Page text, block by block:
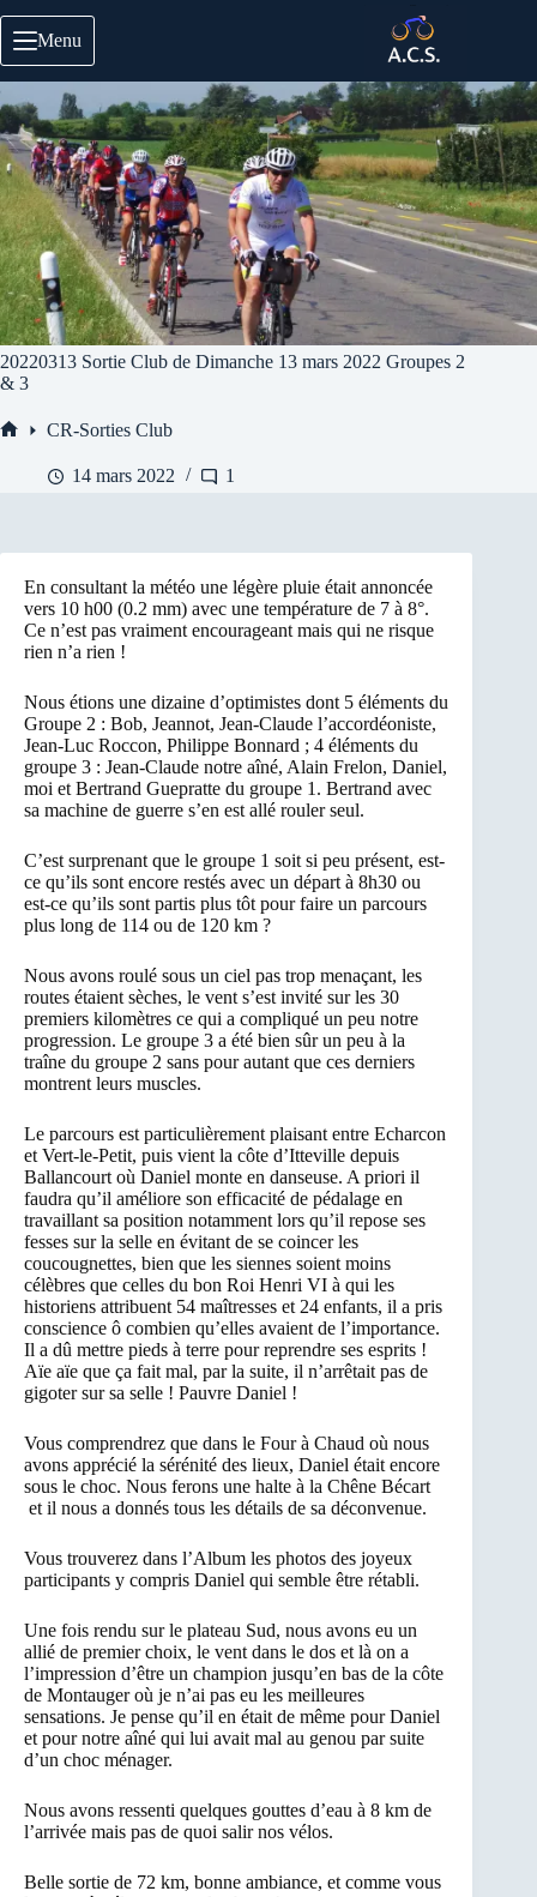
au
contenu
Menu
20220313 Sortie Club de Dimanche 13 mars 2022 Groupes 2
& 3
CR-Sorties Club
14 mars 2022 1
En consultant la météo une légère pluie était annoncée
vers 10 h00 (0.2 mm) avec une température de 7 à 8°.
Ce n’est pas vraiment encourageant mais qui ne risque
rien n’a rien !
Nous étions une dizaine d’optimistes dont 5 éléments du
Groupe 2 : Bob, Jeannot, Jean-Claude l’accordéoniste,
Jean-Luc Roccon, Philippe Bonnard ; 4 éléments du
groupe 3 : Jean-Claude notre aîné, Alain Frelon, Daniel,
moi et Bertrand Guepratte du groupe 1. Bertrand avec
sa machine de guerre s’en est allé rouler seul.
C’est surprenant que le groupe 1 soit si peu présent, est-
ce qu’ils sont encore restés avec un départ à 8h30 ou
est-ce qu’ils sont partis plus tôt pour faire un parcours
plus long de 114 ou de 120 km ?
Nous avons roulé sous un ciel pas trop menaçant, les
routes étaient sèches, le vent s’est invité sur les 30
premiers kilomètres ce qui a compliqué un peu notre
progression. Le groupe 3 a été bien sûr un peu à la
traîne du groupe 2 sans pour autant que ces derniers
montrent leurs muscles.
Le parcours est particulièrement plaisant entre Echarcon
et Vert-le-Petit, puis vient la côte d’Itteville depuis
Ballancourt où Daniel monte en danseuse. A priori il
faudra qu’il améliore son efficacité de pédalage en
travaillant sa position notamment lors qu’il repose ses
fesses sur la selle en évitant de se coincer les
coucougnettes, bien que les siennes soient moins
célèbres que celles du bon Roi Henri VI à qui les
historiens attribuent 54 maîtresses et 24 enfants, il a pris
conscience ô combien qu’elles avaient de l’importance.
Il a dû mettre pieds à terre pour reprendre ses esprits !
Aïe aïe que ça fait mal, par la suite, il n’arrêtait pas de
gigoter sur sa selle ! Pauvre Daniel !
Vous comprendrez que dans le Four à Chaud où nous
avons apprécié la sérénité des lieux, Daniel était encore
sous le choc. Nous ferons une halte à la Chêne Bécart
et il nous a donnés tous les détails de sa déconvenue.
Vous trouverez dans l’Album les photos des joyeux
participants y compris Daniel qui semble être rétabli.
Une fois rendu sur le plateau Sud, nous avons eu un
allié de premier choix, le vent dans le dos et là on a
l’impression d’être un champion jusqu’en bas de la côte
de Montauger où je n’ai pas eu les meilleures
sensations. Je pense qu’il en était de même pour Daniel
et pour notre aîné qui lui avait mal au genou par suite
d’un choc ménager.
Nous avons ressenti quelques gouttes d’eau à 8 km de
l’arrivée mais pas de quoi salir nos vélos.
Belle sortie de 72 km, bonne ambiance, et comme vous